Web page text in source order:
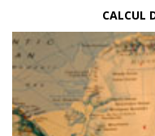
CALCUL